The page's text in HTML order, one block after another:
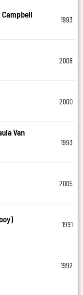
Campbell
1993
2008
2000
Van
1993
2005
1991
1992